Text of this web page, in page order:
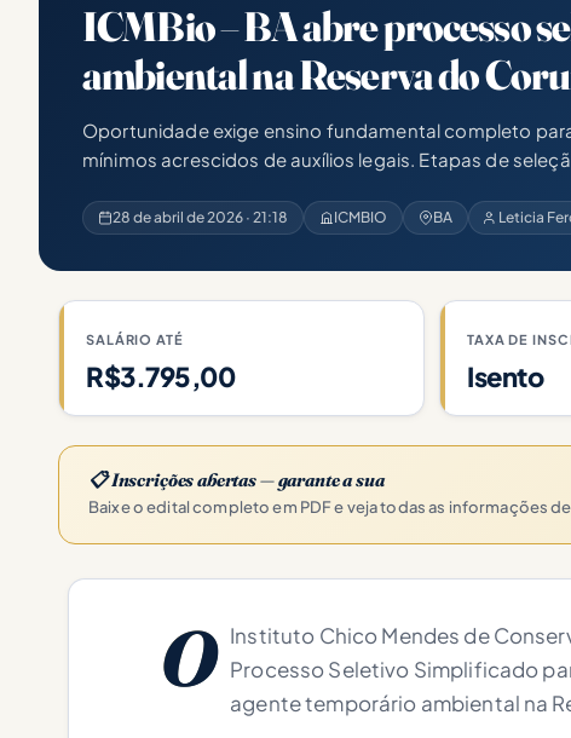
ICMBio – BA abre processo
ambiental na Reserva do
Oportunidade exige ensino fundamental completo
mínimos acrescidos de auxílios legais. Etapas de
28 de abril de 2026 · 21:18 ICMBIO BA Leticia
SALÁRIO ATÉ
R$3.795,00
TAXA DE
Isento
📋 Inscrições abertas — garante a sua
Baixe o edital completo em PDF e veja todas as informações
O Instituto Chico Mendes de
Processo Seletivo Simplificado
agente temporário ambiental na